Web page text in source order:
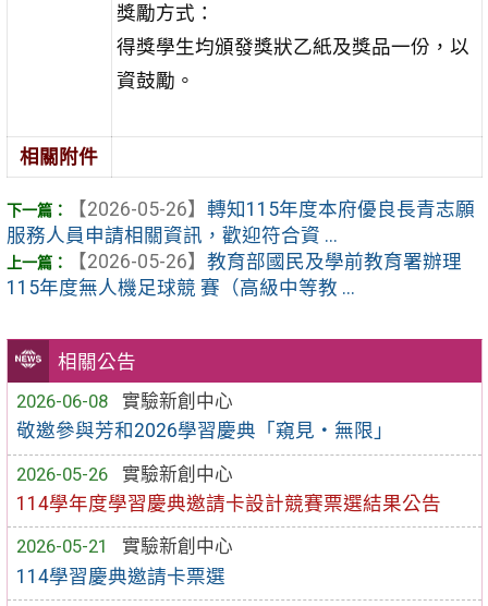
相關公告
2026-06-08
實驗新創中心
敬邀參與芳和2026學習慶典「窺見‧無限」
2026-05-26
實驗新創中心
114學年度學習慶典邀請卡設計競賽票選結果公告
2026-05-21
實驗新創中心
114學習慶典邀請卡票選
獎勵方式：
得獎學生均頒發獎狀乙紙及獎品一份，以
資鼓勵。
相關附件
【2026-05-26】 轉知115年度本府優良長青志願
服務人員申請相關資訊，歡迎符合資 ...
【2026-05-26】 教育部國民及學前教育署辦理
115年度無人機足球競 賽（高級中等教 ...